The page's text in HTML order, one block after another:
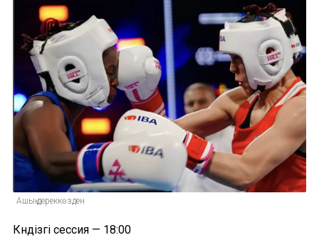
Ашық дереккөзден
Күндізгі сессия — 18:00